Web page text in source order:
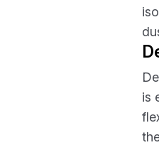
is